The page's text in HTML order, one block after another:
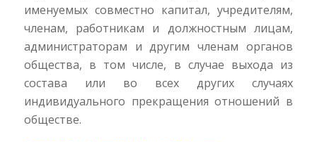
именуемых совместно капитал, учредителям,
членам, работникам и должностным лицам,
администраторам и другим членам органов
общества, в том числе, в случае выхода из
состава или во всех других случаях
индивидуального прекращения отношений в
обществе.